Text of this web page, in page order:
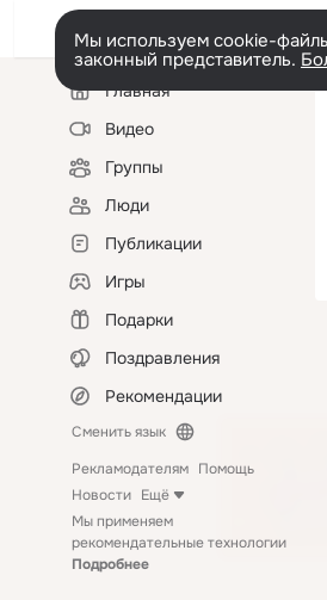
Мы используем cookie-
законный представитель.
Левая
колонкаГлавная
Видео
Группы
Люди
Публикации
Игры
Подарки
Поздравления
Рекомендации
Сменить язык
Рекламодателям Помощь
Новости Ещё
Мы применяем
рекомендательные технологии
Подробнее